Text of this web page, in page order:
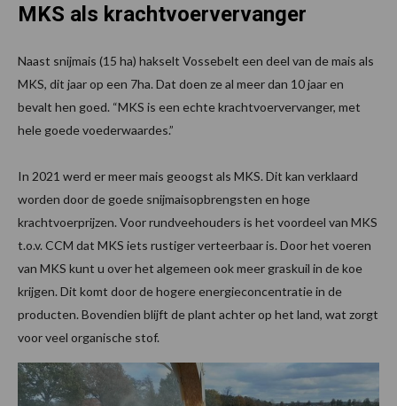
MKS als krachtvoervervanger
Naast snijmais (15 ha) hakselt Vossebelt een deel van de mais als
MKS, dit jaar op een 7ha. Dat doen ze al meer dan 10 jaar en
bevalt hen goed. “MKS is een echte krachtvoervervanger, met
hele goede voederwaardes.”
In 2021 werd er meer mais geoogst als MKS. Dit kan verklaard
worden door de goede snijmaisopbrengsten en hoge
krachtvoerprijzen. Voor rundveehouders is het voordeel van MKS
t.o.v. CCM dat MKS iets rustiger verteerbaar is. Door het voeren
van MKS kunt u over het algemeen ook meer graskuil in de koe
krijgen. Dit komt door de hogere energieconcentratie in de
producten. Bovendien blijft de plant achter op het land, wat zorgt
voor veel organische stof.